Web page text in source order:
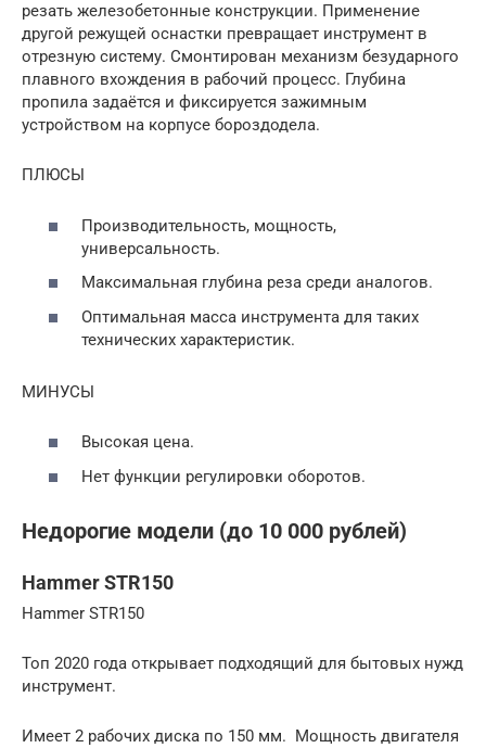
резать железобетонные конструкции. Применение
другой режущей оснастки превращает инструмент в
отрезную систему. Смонтирован механизм безударного
плавного вхождения в рабочий процесс. Глубина
пропила задаётся и фиксируется зажимным
устройством на корпусе бороздодела.
ПЛЮСЫ
Производительность, мощность,
универсальность.
Максимальная глубина реза среди аналогов.
Оптимальная масса инструмента для таких
технических характеристик.
МИНУСЫ
Высокая цена.
Нет функции регулировки оборотов.
Недорогие модели (до 10 000 рублей)
Hammer STR150
Hammer STR150
Топ 2020 года открывает подходящий для бытовых нужд
инструмент.
Имеет 2 рабочих диска по 150 мм. Мощность двигателя